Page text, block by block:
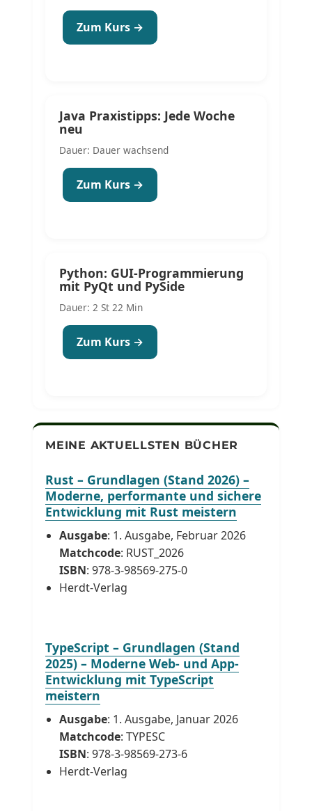
Zum Kurs →
Java Praxistipps: Jede Woche
neu
Dauer: Dauer wachsend
Zum Kurs →
Python: GUI-Programmierung
mit PyQt und PySide
Dauer: 2 St 22 Min
Zum Kurs →
MEINE AKTUELLSTEN BÜCHER
Rust – Grundlagen (Stand 2026) –
Moderne, performante und sichere
Entwicklung mit Rust meistern
Ausgabe: 1. Ausgabe, Februar 2026
Matchcode: RUST_2026
ISBN: 978-3-98569-275-0
Herdt-Verlag
TypeScript – Grundlagen (Stand
2025) – Moderne Web- und App-
Entwicklung mit TypeScript
meistern
Ausgabe: 1. Ausgabe, Januar 2026
Matchcode: TYPESC
ISBN: 978-3-98569-273-6
Herdt-Verlag